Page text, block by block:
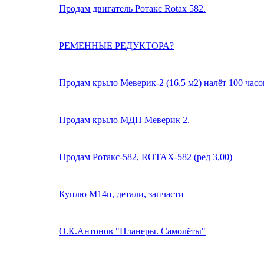
Продам двигатель Ротакс Rotax 582.
РЕМЕННЫЕ РЕДУКТОРА?
Продам крыло Меверик-2 (16,5 м2) налёт 100
Продам крыло МДП Меверик 2.
Продам Ротакс-582, ROTAX-582 (ред 3,00)
Куплю М14п, детали, запчасти
О.К.Антонов "Планеры. Самолёты"